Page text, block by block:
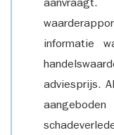
informatie
adviesprijs.